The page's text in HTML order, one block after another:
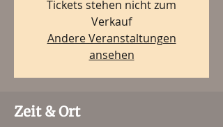
Tickets stehen nicht zum
Verkauf
Andere Veranstaltungen
ansehen
Zeit & Ort